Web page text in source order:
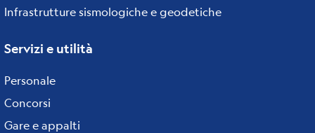
Infrastrutture sismologiche e geodetiche
Servizi e utilità
Personale
Concorsi
Gare e appalti